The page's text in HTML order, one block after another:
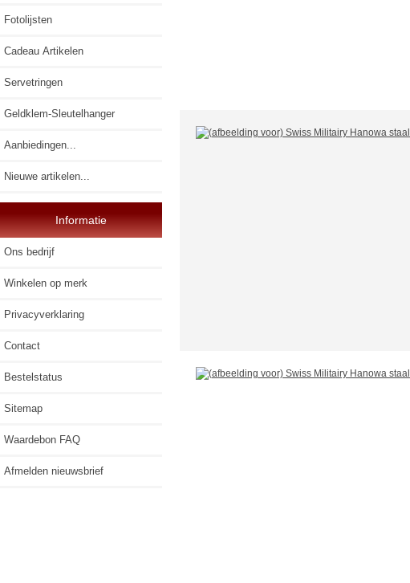
Fotolijsten
Cadeau Artikelen
Servetringen
Geldklem-Sleutelhanger
Aanbiedingen...
Nieuwe artikelen...
Informatie
Ons bedrijf
Winkelen op merk
Privacyverklaring
Contact
Bestelstatus
Sitemap
Waardebon FAQ
Afmelden nieuwsbrief